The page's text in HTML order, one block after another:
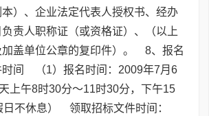
）、企业法定代表人授权书、经办
责人职称证（或资格证）、（以上
加盖单位公章的复印件）。 8、报名
时间 （1）报名时间：2009年7月6
上午8时30分～11时30分，下午15
日不休息） 领取招标文件时间：